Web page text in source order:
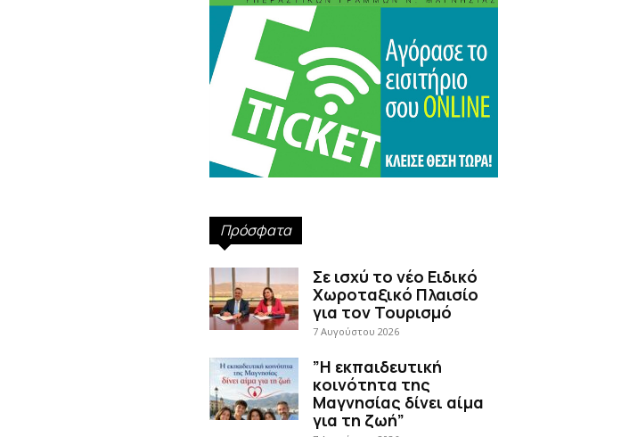
Πρόσφατα
Σε ισχύ το νέο Ειδικό
Χωροταξικό Πλαισίο
για τον Τουρισμό
7 Αυγούστου 2026
”Η εκπαιδευτική
κοινότητα της
Μαγνησίας δίνει αίμα
για τη ζωή”